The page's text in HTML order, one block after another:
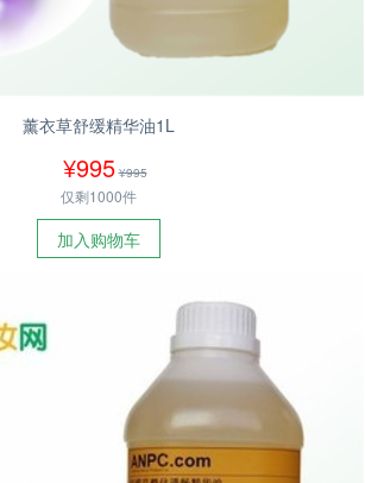
薰衣草舒缓精华油1L
¥995 ¥995
仅剩1000件
加入购物车